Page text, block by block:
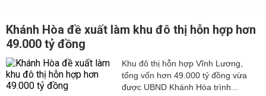
Khánh Hòa đề xuất làm khu đô thị hỗn hợp hơn
49.000 tỷ đồng
Khu đô thị hỗn hợp Vĩnh Lương,
tổng vốn hơn 49.000 tỷ đồng vừa
được UBND Khánh Hòa trình...